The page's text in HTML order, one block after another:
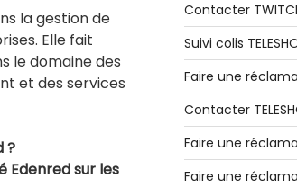
la gestion de
Elle fait
le domaine des
et des services
?
Edenred sur les
Contacter
Suivi colis
Faire une
Contacter
Faire une
Faire une